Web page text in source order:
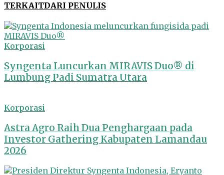
TERKAITDARI PENULIS
Korporasi
Syngenta Luncurkan MIRAVIS Duo® di
Lumbung Padi Sumatra Utara
Korporasi
Astra Agro Raih Dua Penghargaan pada
Investor Gathering Kabupaten Lamandau
2026